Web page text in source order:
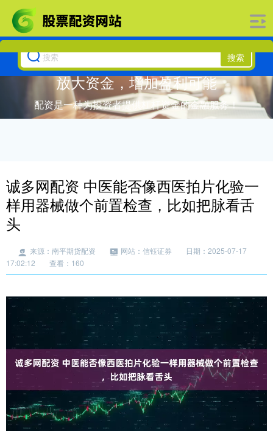
搜索
放大资金，增加盈利可能
配资是一种为投资者提供杠杆资金的金融服务！
诚多网配资 中医能否像西医拍片化验一
样用器械做个前置检查，比如把脉看舌
头
来源：南平期货配资 网站：信钰证券
日期：2025-07-17
17:02:12
查看：160